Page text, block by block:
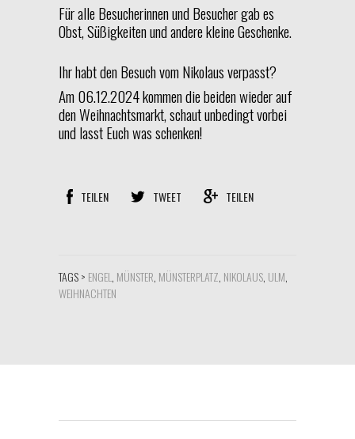
Für alle Besucherinnen und Besucher gab es
Obst, Süßigkeiten und andere kleine Geschenke.
Ihr habt den Besuch vom Nikolaus verpasst?
Am 06.12.2024 kommen die beiden wieder auf
den Weihnachtsmarkt, schaut unbedingt vorbei
und lasst Euch was schenken!
TEILEN TWEET TEILEN
TAGS > ENGEL, MÜNSTER, MÜNSTERPLATZ, NIKOLAUS, ULM,
WEIHNACHTEN